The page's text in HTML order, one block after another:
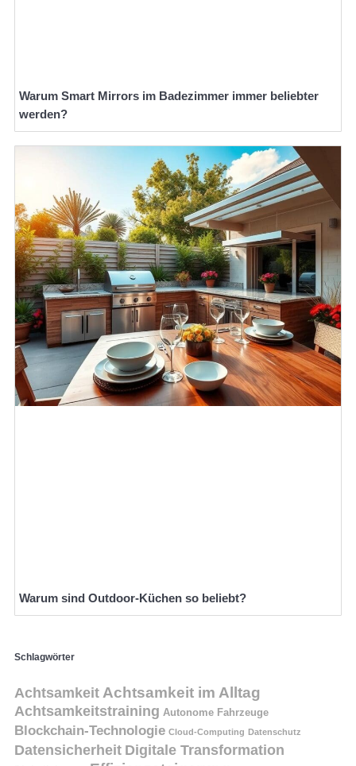
Warum Smart Mirrors im Badezimmer immer beliebter
werden?
Warum sind Outdoor-Küchen so beliebt?
Schlagwörter
Achtsamkeit Achtsamkeit im Alltag
Achtsamkeitstraining Autonome Fahrzeuge
Blockchain-Technologie Cloud-Computing Datenschutz
Datensicherheit Digitale Transformation